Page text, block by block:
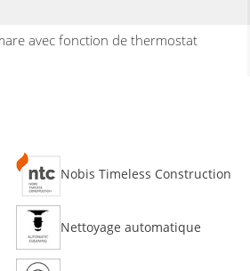
avec fonction de thermostat
Nobis Timeless Construction
Nettoyage automatique